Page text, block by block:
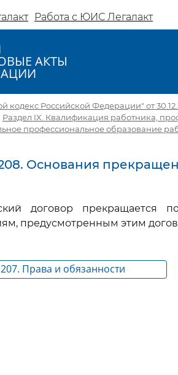
Работа с ЮИС Легалакт
АКТЫ
кодекс Российской Федерации" от
Раздел IX. Квалификация работника,
профессиональное образование
Основания
договор прекращается
предусмотренным этим
207. Права и обязанности